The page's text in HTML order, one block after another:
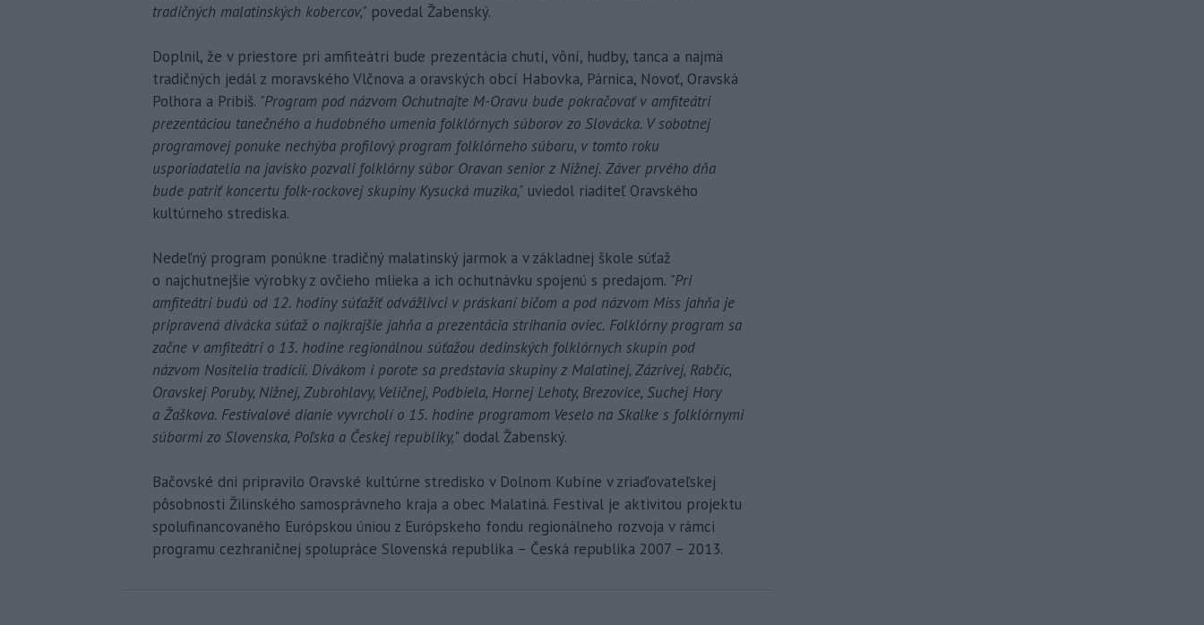
tradičných malatinských kobercov," povedal Žabenský.
Doplnil, že v priestore pri amfiteátri bude prezentácia chutí, vôní, hudby, tanca a najmä
tradičných jedál z moravského Vlčnova a oravských obcí Habovka, Párnica, Novoť, Oravská
Polhora a Pribiš. "Program pod názvom Ochutnajte M-Oravu bude pokračovať v amfiteátri
prezentáciou tanečného a hudobného umenia folklórnych súborov zo Slovácka. V sobotnej
programovej ponuke nechýba profilový program folklórneho súboru, v tomto roku
usporiadatelia na javisko pozvali folklórny súbor Oravan senior z Nižnej. Záver prvého dňa
bude patriť koncertu folk-rockovej skupiny Kysucká muzika," uviedol riaditeľ Oravského
kultúrneho strediska.
Nedeľný program ponúkne tradičný malatinský jarmok a v základnej škole súťaž
o najchutnejšie výrobky z ovčieho mlieka a ich ochutnávku spojenú s predajom. "Pri
amfiteátri budú od 12. hodiny súťažiť odvážlivci v práskaní bičom a pod názvom Miss jahňa je
pripravená divácka súťaž o najkrajšie jahňa a prezentácia strihania oviec. Folklórny program sa
začne v amfiteátri o 13. hodine regionálnou súťažou dedinských folklórnych skupín pod
názvom Nositelia tradícií. Divákom i porote sa predstavia skupiny z Malatinej, Zázrivej, Rabčíc,
Oravskej Poruby, Nižnej, Zubrohlavy, Veličnej, Podbiela, Hornej Lehoty, Brezovice, Suchej Hory
a Žaškova. Festivalové dianie vyvrcholí o 15. hodine programom Veselo na Skalke s folklórnymi
súbormi zo Slovenska, Poľska a Českej republiky," dodal Žabenský.
Bačovské dni pripravilo Oravské kultúrne stredisko v Dolnom Kubíne v zriaďovateľskej
pôsobnosti Žilinského samosprávneho kraja a obec Malatiná. Festival je aktivitou projektu
spolufinancovaného Európskou úniou z Európskeho fondu regionálneho rozvoja v rámci
programu cezhraničnej spolupráce Slovenská republika – Česká republika 2007 – 2013.